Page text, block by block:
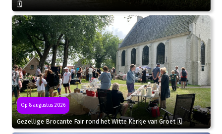
🗓
Op 8 augustus 2026
Gezellige Brocante Fair rond het Witte Kerkje van Groet 🗓